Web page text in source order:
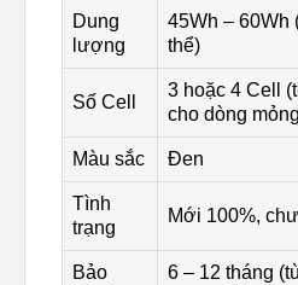
Dung
lượng
45Wh – 60Wh
thể)
Số Cell
3 hoặc 4 Cell
cho dòng
Màu sắc Đen
Tình
trạng
Mới 100%,
Bảo
6 – 12 tháng